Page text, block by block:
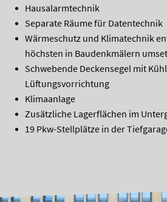
Hausalarmtechnik
Separate Räume für Datentechnik
Wärmeschutz und Klimatechnik
höchsten in Baudenkmälern
Schwebende Deckensegel mit
Lüftungsvorrichtung
Klimaanlage
Zusätzliche Lagerflächen im
19 Pkw-Stellplätze in der